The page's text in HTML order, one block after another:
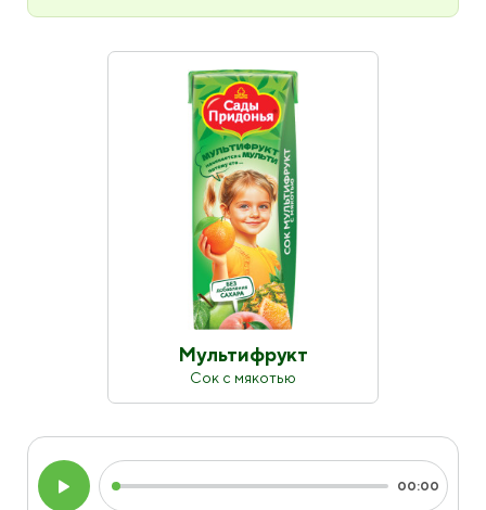
Audio
Player
Current
00:00
Мультифрукт
Сок с мякотью